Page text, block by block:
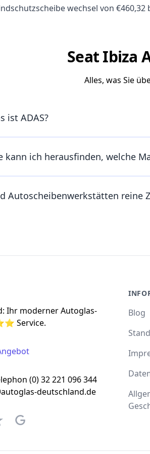
wechsel von €460,32
Seat Ibiza
Alles, was Sie
ist ADAS?
kann ich herausfinden, welche
Autoscheibenwerkstätten reine
Ihr moderner Autoglas-
Service.
(0) 32 221 096 344
deutschland.de
Google Business Profile
Blog